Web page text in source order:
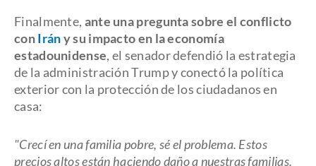
Finalmente, ante una pregunta sobre el conflicto
conIrány su impacto en la economía
estadounidense, el senador defendió la estrategia
de la administración Trump y conectó la política
exterior con la protección de los ciudadanos en
casa:
"Crecí en una familia pobre, sé el problema. Estos
precios altos están haciendo daño a nuestras familias.